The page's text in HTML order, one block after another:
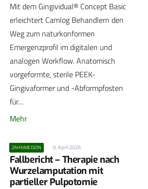
Mit dem Gingividual® Concept Basic
erleichtert Camlog Behandlern den
Weg zum naturkonformen
Emergenzprofil im digitalen und
analogen Workflow. Anatomisch
vorgeformte, sterile PEEK-
Gingivaformer und -Abformpfosten
für…
Mehr
ZAHNMEDIZIN 6. April 2026
Fallbericht – Therapie nach
Wurzelamputation mit
partieller Pulpotomie